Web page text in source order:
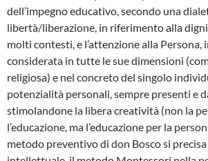
dell’impegno educativo, secondo una
libertà/liberazione, in riferimento alla
molti contesti, e l’attenzione alla Persona,
considerata in tutte le sue dimensioni
religiosa) e nel concreto del singolo
potenzialità personali, sempre presenti e
stimolandone la libera creatività (non la
l’educazione, ma l’educazione per la
metodo preventivo di don Bosco si